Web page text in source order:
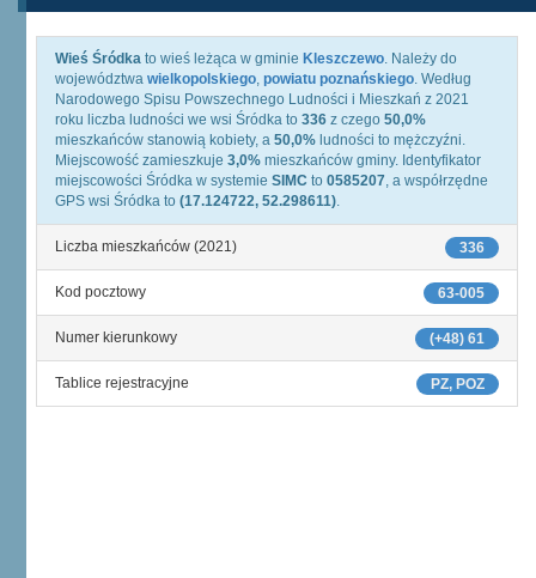
Wieś Śródka to wieś leżąca w gminie Kleszczewo. Należy do
województwa wielkopolskiego, powiatu poznańskiego. Według
Narodowego Spisu Powszechnego Ludności i Mieszkań z 2021
roku liczba ludności we wsi Śródka to 336 z czego 50,0%
mieszkańców stanowią kobiety, a 50,0% ludności to mężczyźni.
Miejscowość zamieszkuje 3,0% mieszkańców gminy. Identyfikator
miejscowości Śródka w systemie SIMC to 0585207, a współrzędne
GPS wsi Śródka to (17.124722, 52.298611).
336
Liczba mieszkańców (2021)
63-005
Kod pocztowy
(+48) 61
Numer kierunkowy
PZ, POZ
Tablice rejestracyjne